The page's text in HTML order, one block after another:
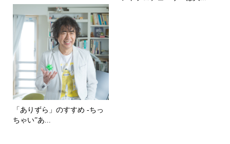
「ありずら」のすすめ -ちっ
ちゃい”あ...